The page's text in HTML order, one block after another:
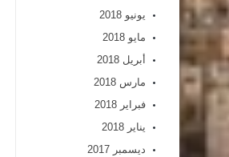
يونيو 2018
مايو 2018
أبريل 2018
مارس 2018
فبراير 2018
يناير 2018
ديسمبر 2017